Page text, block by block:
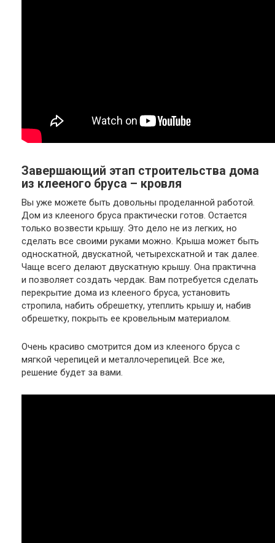
Завершающий этап строительства дома
из клееного бруса – кровля
Вы уже можете быть довольны проделанной работой.
Дом из клееного бруса практически готов. Остается
только возвести крышу. Это дело не из легких, но
сделать все своими руками можно. Крыша может быть
односкатной, двускатной, четырехскатной и так далее.
Чаще всего делают двускатную крышу. Она практична
и позволяет создать чердак. Вам потребуется сделать
перекрытие дома из клееного бруса, установить
стропила, набить обрешетку, утеплить крышу и, набив
обрешетку, покрыть ее кровельным материалом.
Очень красиво смотрится дом из клееного бруса с
мягкой черепицей и металлочерепицей. Все же,
решение будет за вами.